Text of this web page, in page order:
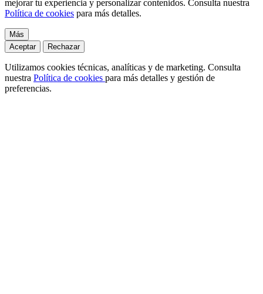
mejorar tu experiencia y personalizar contenidos. Consulta nuestra
Política de cookies para más detalles.
Más
Aceptar
Rechazar
Utilizamos cookies técnicas, analíticas y de marketing. Consulta
nuestra Política de cookies para más detalles y gestión de
preferencias.